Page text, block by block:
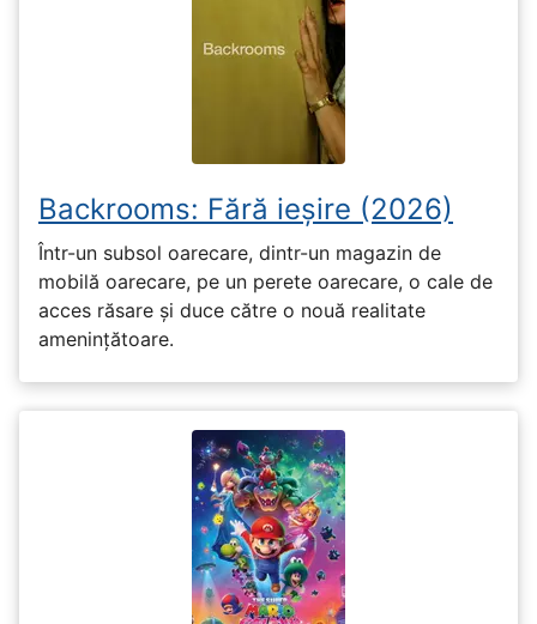
Backrooms: Fără ieșire (2026)
Într-un subsol oarecare, dintr-un magazin de
mobilă oarecare, pe un perete oarecare, o cale de
acces răsare și duce către o nouă realitate
amenințătoare.